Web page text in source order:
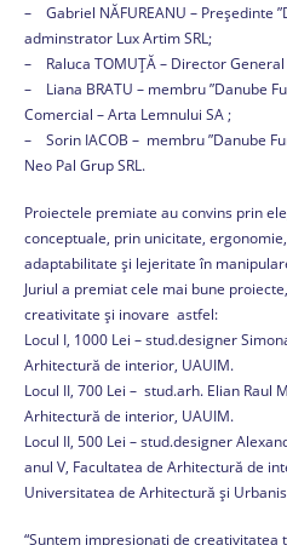
– Gabriel NĂFUREANU – Președinte
adminstrator Lux Artim SRL;
– Raluca TOMUȚĂ – Director
– Liana BRATU – membru ”Danube
Comercial – Arta Lemnului SA ;
– Sorin IACOB – membru ”Danube
Neo Pal Grup SRL.
Proiectele premiate au convins prin
conceptuale, prin unicitate,
adaptabilitate și lejeritate în
Juriul a premiat cele mai bune
creativitate și inovare astfel:
Locul I, 1000 Lei – stud.designer
Arhitectură de interior, UAUIM.
Locul II, 700 Lei – stud.arh. Elian Raul
Arhitectură de interior, UAUIM.
Locul II, 500 Lei – stud.designer
anul V, Facultatea de Arhitectură de
Universitatea de Arhitectură și
“Suntem impresionaţi de